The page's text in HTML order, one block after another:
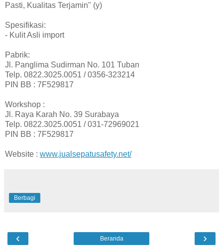
Pasti, Kualitas Terjamin" (y)
Spesifikasi:
- Kulit Asli import
Pabrik:
Jl. Panglima Sudirman No. 101 Tuban
Telp. 0822.3025.0051 / 0356-323214
PIN BB : 7F529817
Workshop :
Jl. Raya Karah No. 39 Surabaya
Telp. 0822.3025.0051 / 031-72969021
PIN BB : 7F529817
Website : www.jualsepatusafety.net/
Berbagi
‹ ›
Beranda